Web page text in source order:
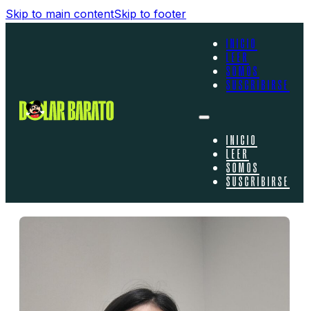
Skip to main contentSkip to footer
INICIO
LEER
SOMOS
SUSCRIBIRSE
INICIO
LEER
SOMOS
SUSCRIBIRSE